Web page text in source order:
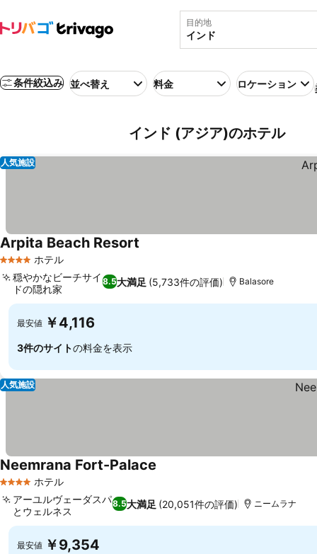
目的地
条件絞込み 並べ替え 料金 ロケーション
インド (アジア)のホテル
人気施設
4 ホテルのランク
ホテル
Arpita Beach Resort
8.5大満足 (5,733件の評価)
穏やかなビーチサイ
ドの隠れ家
Balasore
最安値 ￥4,116
3件のサイトの料金を表示
人気施設
4 ホテルのランク
ホテル
Neemrana Fort-Palace
8.5大満足 (20,051件の評価)
アーユルヴェーダスパ
とウェルネス
ニームラナ
最安値 ￥9,354